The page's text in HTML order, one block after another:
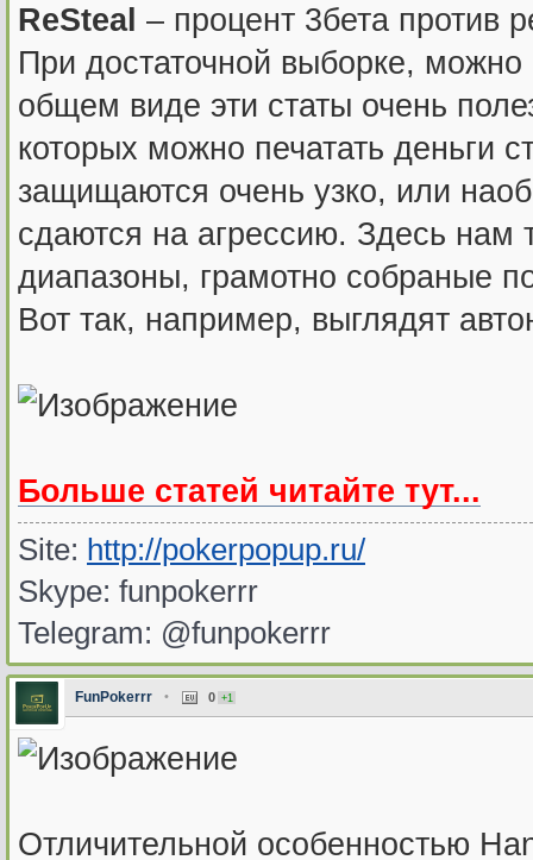
ReSteal – процент 3бета против
При достаточной выборке,
общем виде эти статы очень
которых можно печатать деньги
защищаются очень узко, или
сдаются на агрессию. Здесь нам
диапазоны, грамотно собраные
Вот так, например, выглядят
Больше статей читайте тут...
Site: http://pokerpopup.ru/
Skype: funpokerrr
Telegram: @funpokerrr
FunPokerrr • 0 +1
Отличительной особенностью